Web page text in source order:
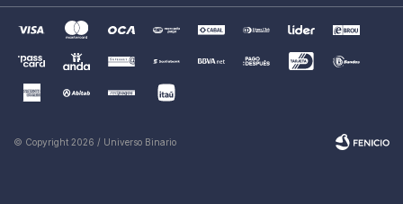
© Copyright 2026 / Universo Binario